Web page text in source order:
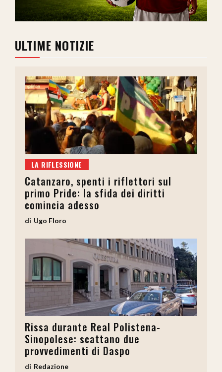
ULTIME NOTIZIE
LA RIFLESSIONE
Catanzaro, spenti i riflettori sul
primo Pride: la sfida dei diritti
comincia adesso
Ugo Floro
Rissa durante Real Polistena-
Sinopolese: scattano due
provvedimenti di Daspo
Redazione